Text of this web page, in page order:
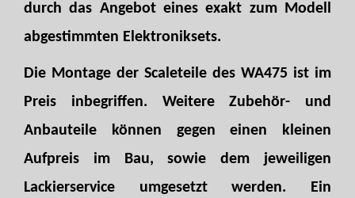
durch das Angebot eines exakt zum Modell
abgestimmten Elektroniksets.
Die Montage der Scaleteile des WA475 ist im
Preis inbegriffen. Weitere Zubehör- und
Anbauteile können gegen einen kleinen
Aufpreis im Bau, sowie dem jeweiligen
Lackierservice umgesetzt werden. Ein